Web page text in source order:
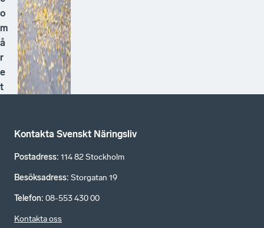
o
m
å
r
e
t
Kontakta Svenskt Näringsliv
Postadress: 114 82 Stockholm
Besöksadress: Storgatan 19
Telefon: 08-553 430 00
Kontakta oss